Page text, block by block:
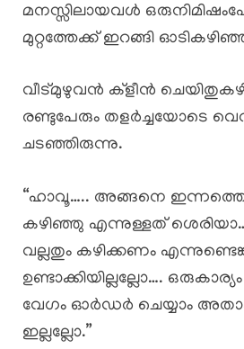
മനസ്സിലായവൾ
മുറ്റത്തേക്ക് ഇറങ്ങി
വീട്മുഴുവൻ ക്ളീൻ
രണ്ടുപേരും തളർച്ചയോടെ
ചടഞ്ഞിരുന്നു.
“ഹാവൂ….. അങ്ങനെ
കഴിഞ്ഞു എന്നുള്ളത്
വല്ലതും കഴിക്കണം
ഉണ്ടാക്കിയില്ലല്ലോ….
വേഗം ഓർഡർ ചെയ്യാം
ഇല്ലല്ലോ.”